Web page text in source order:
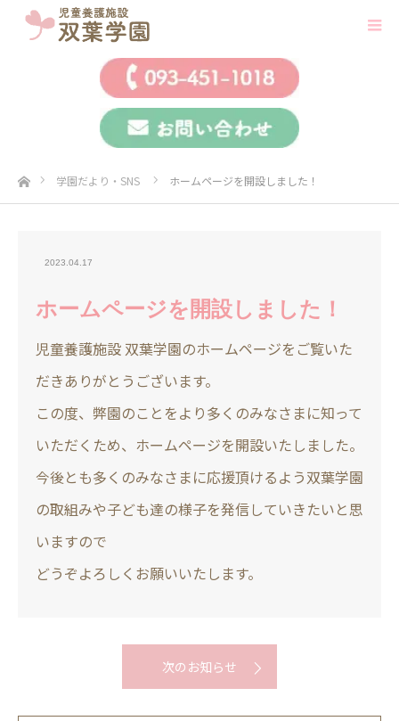
ホーム学園だより・SNS ホームページを開設しました！
2023.04.17
ホームページを開設しました！
児童養護施設 双葉学園のホームページをご覧いた
だきありがとうございます。
この度、弊園のことをより多くのみなさまに知って
いただくため、ホームページを開設いたしました。
今後とも多くのみなさまに応援頂けるよう双葉学園
の取組みや子ども達の様子を発信していきたいと思
いますので
どうぞよろしくお願いいたします。
次のお知らせ